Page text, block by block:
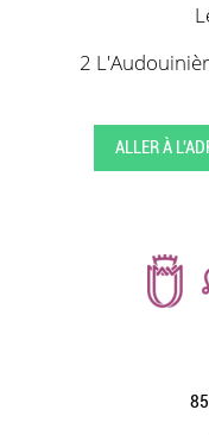
2
ALLER À